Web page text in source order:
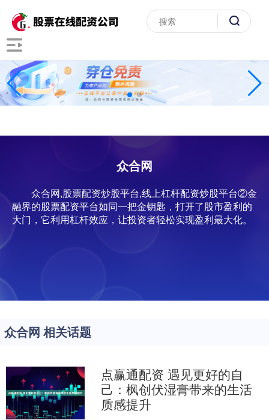
众合网
众合网,股票配资炒股平台,线上杠杆配资炒股平台②金
融界的股票配资平台如同一把金钥匙，打开了股市盈利的
大门，它利用杠杆效应，让投资者轻松实现盈利最大化。
众合网 相关话题
点赢通配资 遇见更好的自
己：枫创伏湿膏带来的生活
质感提升